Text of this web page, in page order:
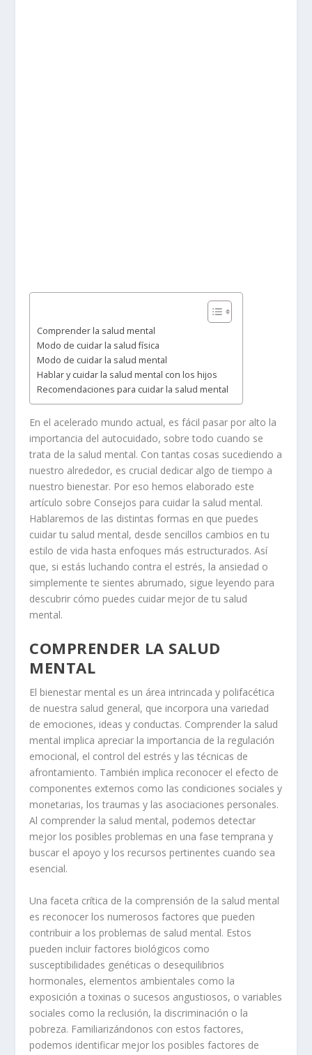
Comprender la salud mental
Modo de cuidar la salud física
Modo de cuidar la salud mental
Hablar y cuidar la salud mental con los hijos
Recomendaciones para cuidar la salud mental
En el acelerado mundo actual, es fácil pasar por alto la
importancia del autocuidado, sobre todo cuando se
trata de la salud mental. Con tantas cosas sucediendo a
nuestro alrededor, es crucial dedicar algo de tiempo a
nuestro bienestar. Por eso hemos elaborado este
artículo sobre Consejos para cuidar la salud mental.
Hablaremos de las distintas formas en que puedes
cuidar tu salud mental, desde sencillos cambios en tu
estilo de vida hasta enfoques más estructurados. Así
que, si estás luchando contra el estrés, la ansiedad o
simplemente te sientes abrumado, sigue leyendo para
descubrir cómo puedes cuidar mejor de tu salud
mental.
COMPRENDER LA SALUD
MENTAL
El bienestar mental es un área intrincada y polifacética
de nuestra salud general, que incorpora una variedad
de emociones, ideas y conductas. Comprender la salud
mental implica apreciar la importancia de la regulación
emocional, el control del estrés y las técnicas de
afrontamiento. También implica reconocer el efecto de
componentes externos como las condiciones sociales y
monetarias, los traumas y las asociaciones personales.
Al comprender la salud mental, podemos detectar
mejor los posibles problemas en una fase temprana y
buscar el apoyo y los recursos pertinentes cuando sea
esencial.
Una faceta crítica de la comprensión de la salud mental
es reconocer los numerosos factores que pueden
contribuir a los problemas de salud mental. Estos
pueden incluir factores biológicos como
susceptibilidades genéticas o desequilibrios
hormonales, elementos ambientales como la
exposición a toxinas o sucesos angustiosos, o variables
sociales como la reclusión, la discriminación o la
pobreza. Familiarizándonos con estos factores,
podemos identificar mejor los posibles factores de